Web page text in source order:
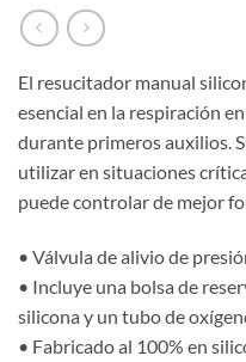
El resucitador manual
esencial en la respiración
durante primeros auxilios.
utilizar en situaciones
puede controlar de mejor
• Válvula de alivio de
• Incluye una bolsa de
silicona y un tubo de
• Fabricado al 100% en